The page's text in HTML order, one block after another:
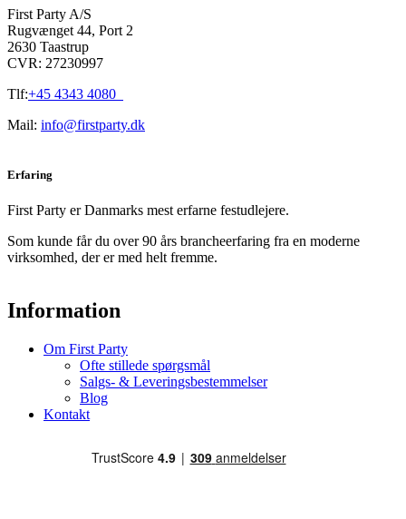
First Party A/S
Rugvænget 44, Port 2
2630 Taastrup
CVR: 27230997
Tlf:+45 4343 4080
Mail: info@firstparty.dk
Erfaring
First Party er Danmarks mest erfarne festudlejere.
Som kunde får du over 90 års brancheerfaring fra en moderne
virksomhed, der er med helt fremme.
Information
Om First Party
Ofte stillede spørgsmål
Salgs- & Leveringsbestemmelser
Blog
Kontakt